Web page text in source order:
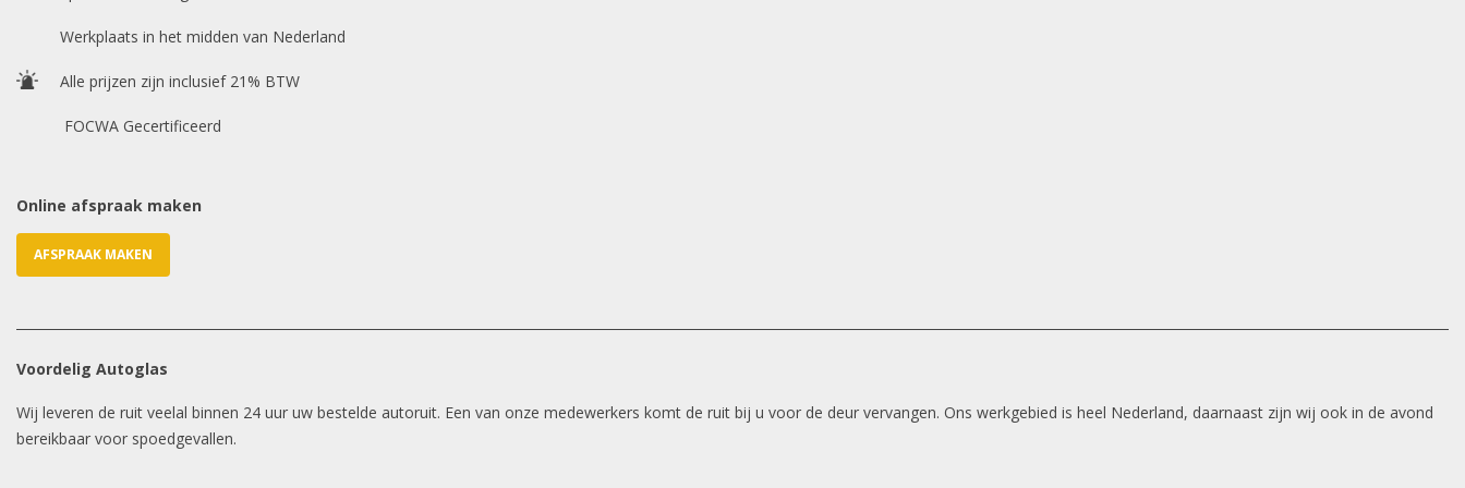
Werkplaats in het midden van Nederland
Alle prijzen zijn inclusief 21% BTW
FOCWA Gecertificeerd
Online afspraak maken
AFSPRAAK MAKEN
Voordelig Autoglas
Wij leveren de ruit veelal binnen 24 uur uw bestelde autoruit. Een van onze medewerkers komt de ruit bij u voor de deur vervangen. Ons werkgebied is heel Nederland, daarnaast zijn wij ook in de avond
bereikbaar voor spoedgevallen.